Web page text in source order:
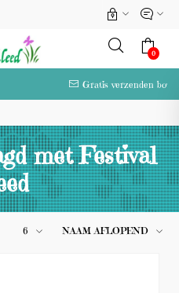
0
boven 50 euro
met Festival
6 NAAM AFLOPEND
i